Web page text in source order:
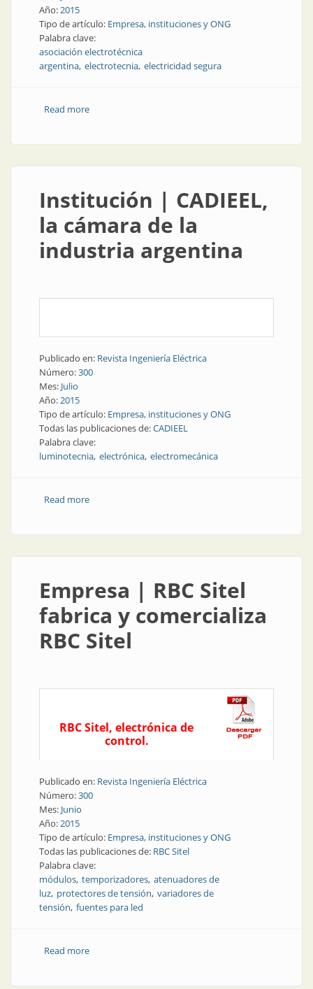
Año:2015
Tipo de artículo: Empresa, instituciones y ONG
Palabra clave:
asociación electrotécnica
argentina electrotecnia electricidad segura
Read moreabout Institución | AEA: electricidad segura
Institución | CADIEEL,
la cámara de la
industria argentina
Publicado en: Revista Ingeniería Eléctrica
Número:300
Mes: Julio
Año:2015
Tipo de artículo: Empresa, instituciones y ONG
Todas las publicaciones de:CADIEEL
Palabra clave:
luminotecnia electrónica electromecánica
Read moreabout Institución | CADIEEL, la cámara de la industria
Empresa | RBC Sitel
fabrica y comercializa
RBC Sitel
RBC Sitel, electrónica de
control.
Publicado en: Revista Ingeniería Eléctrica
Número:300
Mes: Junio
Año:2015
Tipo de artículo: Empresa, instituciones y ONG
Todas las publicaciones de: RBC Sitel
Palabra clave:
módulos temporizadores atenuadores de
luz protectores de tensión variadores de
tensión fuentes para led
Read moreabout Empresa | RBC Sitel fabrica y comercializa RBC